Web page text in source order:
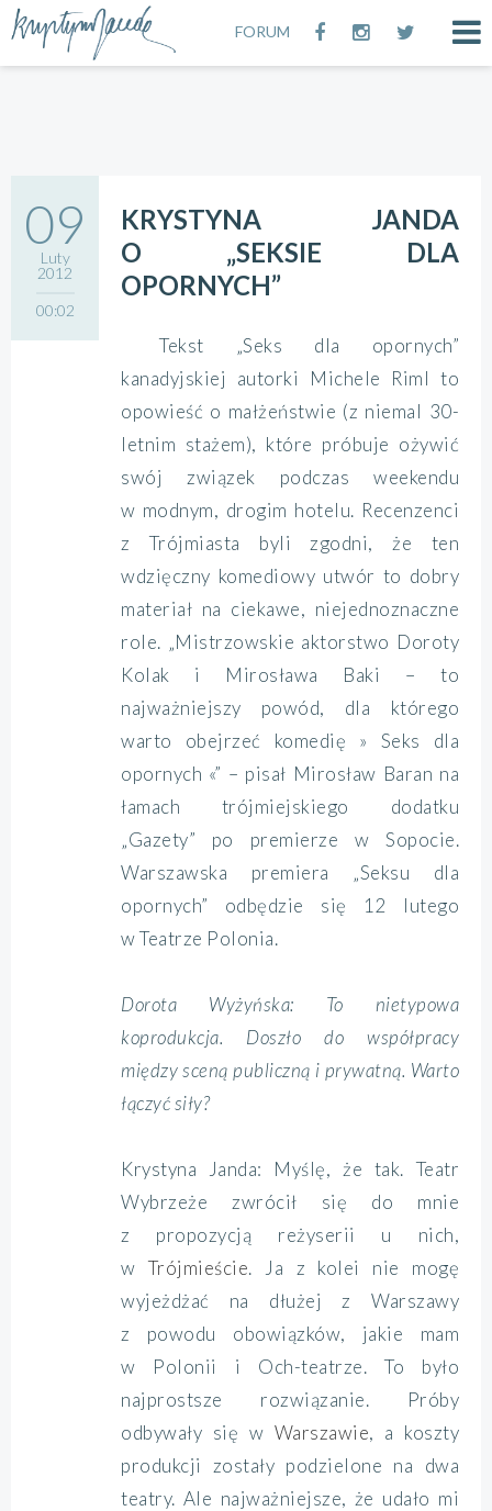
FORUM
09
Luty
2012
00:02
KRYSTYNA JANDA
O „SEKSIE DLA
OPORNYCH”
Tekst „Seks dla opornych”
kanadyjskiej autorki Michele Riml to
opowieść o małżeństwie (z niemal 30-
letnim stażem), które próbuje ożywić
swój związek podczas weekendu
w modnym, drogim hotelu. Recenzenci
z Trójmiasta byli zgodni, że ten
wdzięczny komediowy utwór to dobry
materiał na ciekawe, niejednoznaczne
role. „Mistrzowskie aktorstwo Doroty
Kolak i Mirosława Baki – to
najważniejszy powód, dla którego
warto obejrzeć komedię » Seks dla
opornych «” – pisał Mirosław Baran na
łamach trójmiejskiego dodatku
„Gazety” po premierze w Sopocie.
Warszawska premiera „Seksu dla
opornych” odbędzie się 12 lutego
w Teatrze Polonia.
Dorota Wyżyńska: To nietypowa
koprodukcja. Doszło do współpracy
między sceną publiczną i prywatną. Warto
łączyć siły?
Krystyna Janda: Myślę, że tak. Teatr
Wybrzeże zwrócił się do mnie
z propozycją reżyserii u nich,
wTrójmieście. Ja z kolei nie mogę
wyjeżdżać na dłużej z Warszawy
z powodu obowiązków, jakie mam
w Polonii i Och-teatrze. To było
najprostsze rozwiązanie. Próby
odbywały się w Warszawie, a koszty
produkcji zostały podzielone na dwa
teatry. Ale najważniejsze, że udało mi